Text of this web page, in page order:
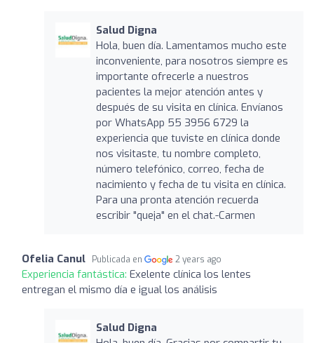
Salud Digna
Hola, buen día. Lamentamos mucho este
inconveniente, para nosotros siempre es
importante ofrecerle a nuestros
pacientes la mejor atención antes y
después de su visita en clínica. Envíanos
por WhatsApp 55 3956 6729 la
experiencia que tuviste en clínica donde
nos visitaste, tu nombre completo,
número telefónico, correo, fecha de
nacimiento y fecha de tu visita en clínica.
Para una pronta atención recuerda
escribir "queja" en el chat.-Carmen
Ofelia Canul Publicada en 2 years ago
Experiencia fantástica: Exelente clínica los lentes
entregan el mismo día e igual los análisis
Salud Digna